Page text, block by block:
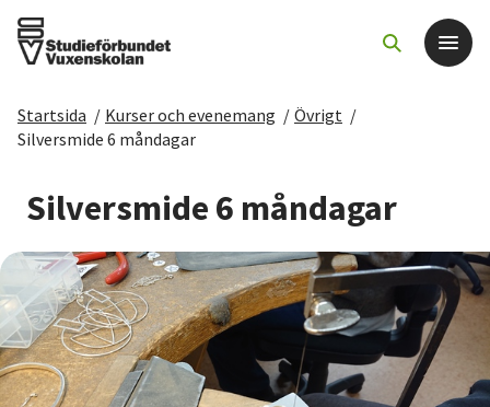
Det här gör vi
För dig som
Sök kurser och evenemang
Om SV
Starta studiecirkel
Startsida / Kurser och evenemang / Övrigt /
Silversmide 6 måndagar
Silversmide 6 måndagar